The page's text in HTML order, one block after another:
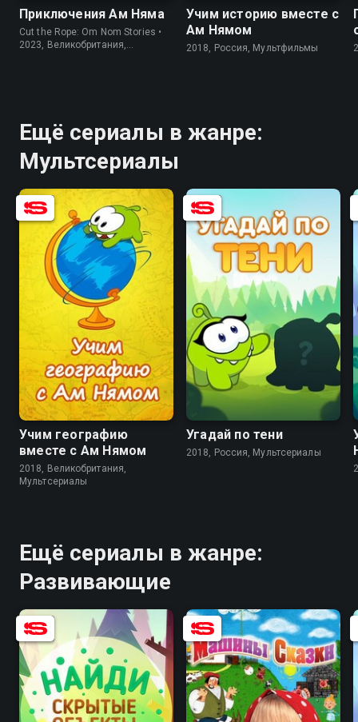
Приключения Ам Няма
Cut the Rope: Om Nom Stories •
2023, Великобритания,
Учим историю вместе с
Ам Нямом
2018, Россия, Мультфильмы
Ещё сериалы в жанре:
Мультсериалы
8.5
Учим географию
вместе с Ам Нямом
2018, Великобритания,
Мультсериалы
8.3
Угадай по тени
2018, Россия, Мультсериалы
Ещё сериалы в жанре:
Развивающие